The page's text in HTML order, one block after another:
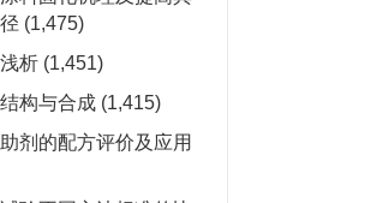
(1,475)
析 (1,451)
构与合成 (1,415)
剂的配方评价及应用